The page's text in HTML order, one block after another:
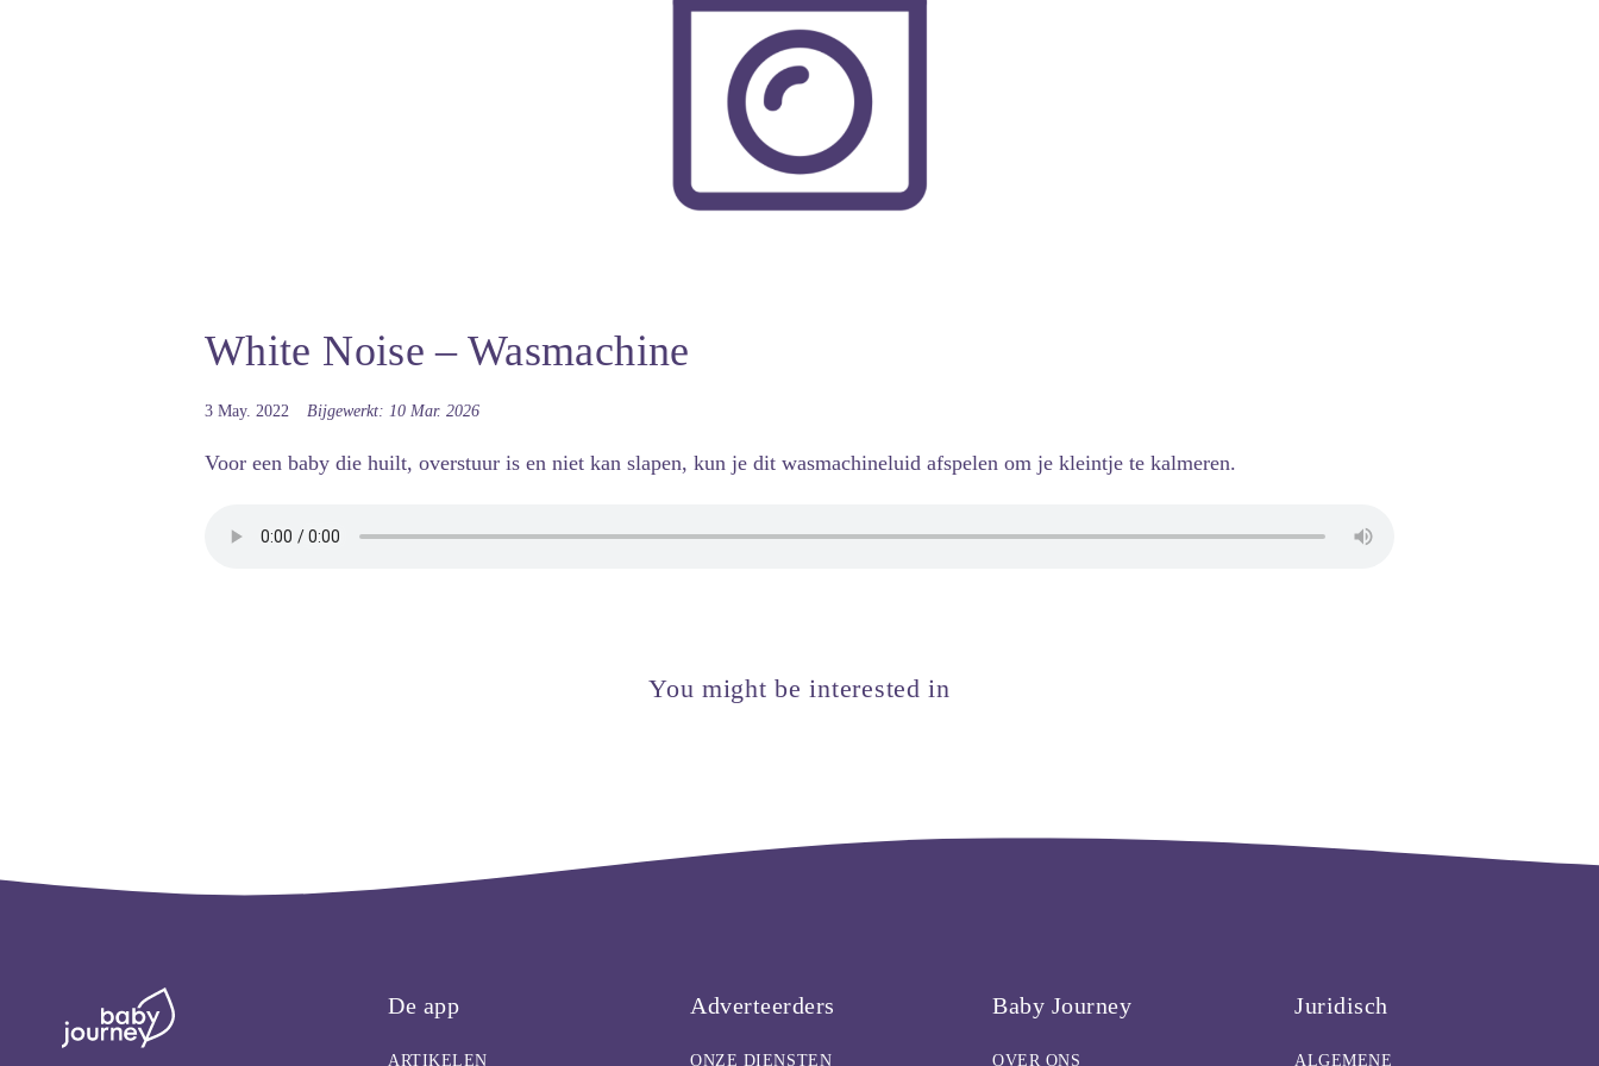
White Noise – Wasmachine
3 May. 2022 Bijgewerkt: 10 Mar. 2026
Voor een baby die huilt, overstuur is en niet kan slapen, kun je dit wasmachineluid afspelen om je kleintje te kalmeren.
You might be interested in
De app
ARTIKELEN
Adverteerders
ONZE DIENSTEN
Baby Journey
OVER ONS
Juridisch
ALGEMENE